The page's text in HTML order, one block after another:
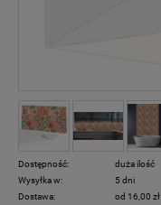
Dostępność:
duża ilość
Wysyłka w:
5 dni
Dostawa:
od 16,00 zł